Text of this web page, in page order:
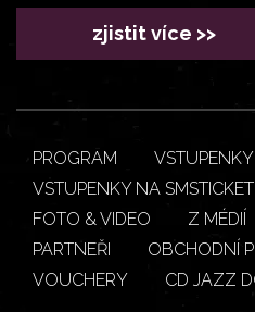
zjistit více >>
PROGRAM
VSTUPENKY
VSTUPENKY NA SMSTICKET
FOTO & VIDEO
Z MÉDIÍ
PARTNEŘI
OBCHODNÍ
VOUCHERY
CD JAZZ